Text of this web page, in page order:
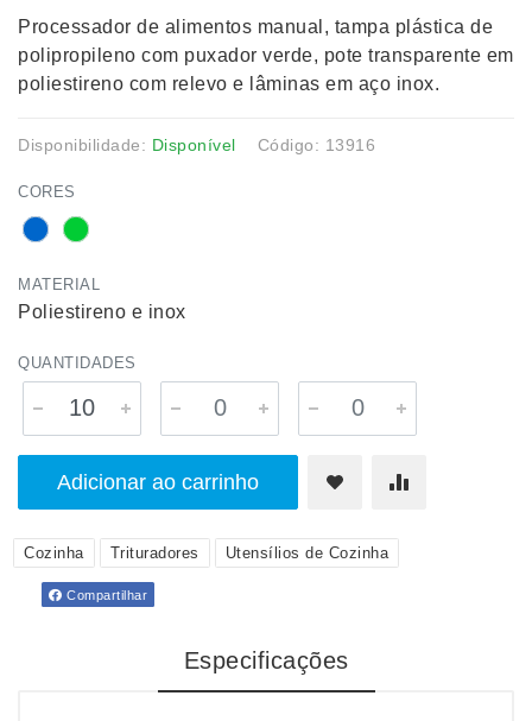
Processador de alimentos manual, tampa plástica de
polipropileno com puxador verde, pote transparente em
poliestireno com relevo e lâminas em aço inox.
Disponibilidade: Disponível Código: 13916
CORES
MATERIAL
Poliestireno e inox
QUANTIDADES
Adicionar ao carrinho
Cozinha Trituradores Utensílios de Cozinha
Compartilhar
Especificações